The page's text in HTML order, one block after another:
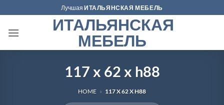
to
content
ЛучшаяИТАЛЬЯНСКАЯ МЕБЕЛЬ
ИТАЛЬЯНСКАЯ
МЕБЕЛЬ
117 x 62 x h88
HOME » 117 X 62 X H88